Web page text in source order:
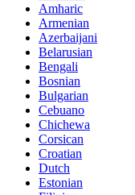
Amharic
Armenian
Azerbaijani
Belarusian
Bengali
Bosnian
Bulgarian
Cebuano
Chichewa
Corsican
Croatian
Dutch
Estonian